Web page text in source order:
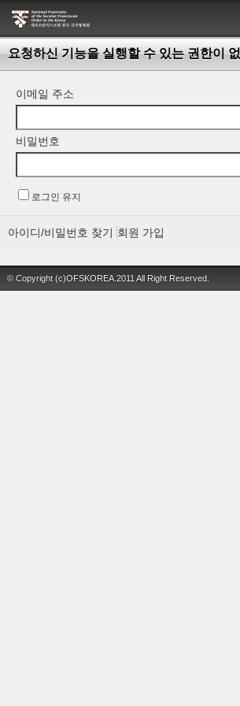
요청하신 기능을 실행할 수 있는 권한이
이메일 주소
비밀번호
로그인 유지
아이디/비밀번호 찾기 회원 가입
© Copyright (c)OFSKOREA.2011 All Right Reserved.